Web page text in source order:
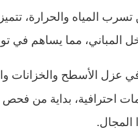
تسرب المياه والحرارة،
مما يساهم في
عزل الأسطح والخزانات
بداية من فحص
المجال.